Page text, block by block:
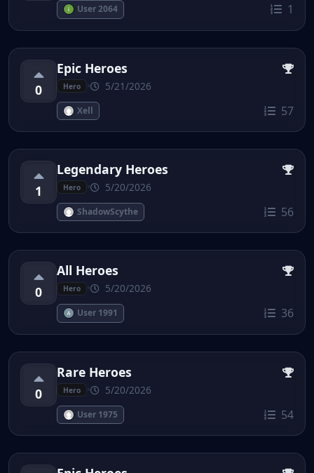
User 2064 1
0
Epic Heroes
Hero 5/21/2026
Xell 57
1
Legendary Heroes
Hero 5/20/2026
ShadowScythe 56
0
All Heroes
Hero 5/20/2026
User 1991 36
0
Rare Heroes
Hero 5/20/2026
User 1975 54